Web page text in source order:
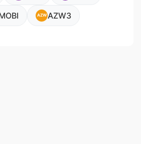
AZWAZW3